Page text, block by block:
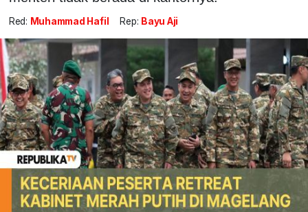
Red: Muhammad Hafil Rep: Bayu Aji